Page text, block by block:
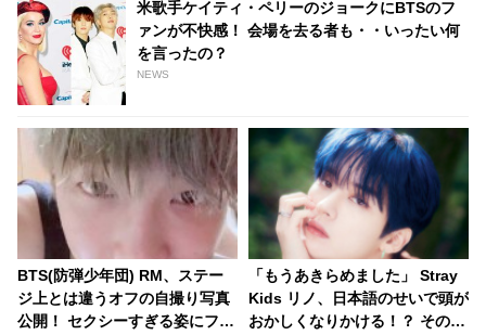
米歌手ケイティ・ペリーのジョークにBTSのフ
ァンが不快感！ 会場を去る者も・・いったい何
を言ったの？
NEWS
BTS(防弾少年団) RM、ステー
ジ上とは違うオフの自撮り写真
公開！ セクシーすぎる姿にファ
「もうあきらめました」 Stray
Kids リノ、日本語のせいで頭が
おかしくなりかける！？ その原